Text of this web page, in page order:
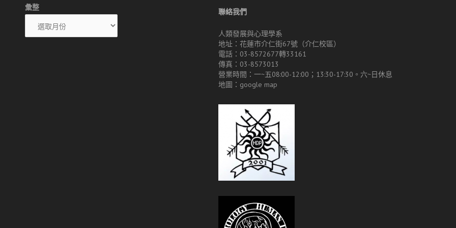
彙整 聯絡我們
人類發展與心理學系
地址：花蓮市介仁街67號（介仁校區）
電話：03-8572677轉33161
傳真：03-8573013
營業時間：一~五08:00-12:00；13:30-17:30。六~日休息
地圖： google map